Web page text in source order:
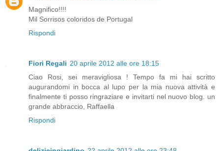
Magnifico!!!!
Mil Sorrisos coloridos de Portugal
Rispondi
Fiori Regali 20 aprile 2012 alle ore 18:15
Ciao Rosi, sei meravigliosa ! Tempo fa mi hai scritto
augurandomi in bocca al lupo per la mia nuova attività e
finalmente ti posso ringraziare e invitarti nel nuovo blog. un
grande abbraccio, Raffaella
Rispondi